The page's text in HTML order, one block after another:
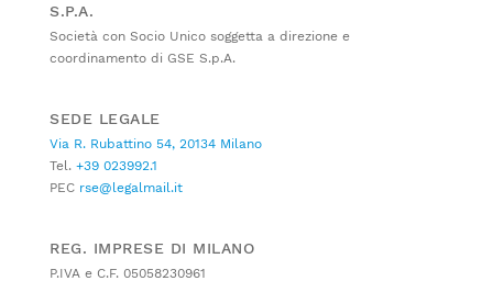
S.P.A.
Società con Socio Unico soggetta a direzione e
coordinamento di GSE S.p.A.
SEDE LEGALE
Via R. Rubattino 54, 20134 Milano
Tel. +39 023992.1
PEC rse@legalmail.it
REG. IMPRESE DI MILANO
P.IVA e C.F. 05058230961